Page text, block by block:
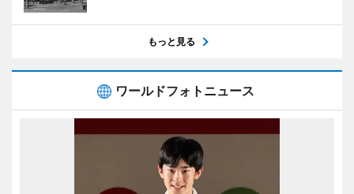
もっと見る
ワールドフォトニュース